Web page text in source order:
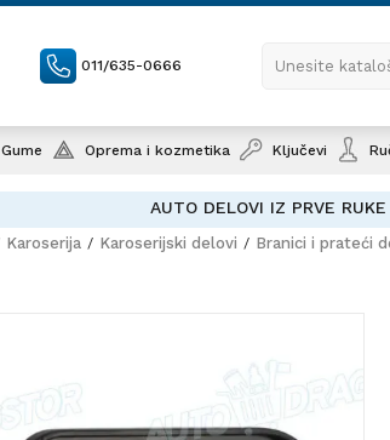
011/635-0666 Unesite
Gume Oprema i kozmetika Ključevi
AUTO DELOVI IZ PRVE RUKE
Karoserija Karoserijski delovi Branici i prateći